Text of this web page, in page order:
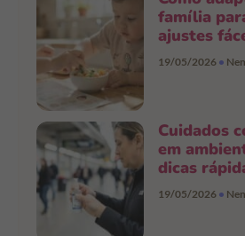
família
ajustes
19/05/2026
Cuidados
em
dicas
19/05/2026